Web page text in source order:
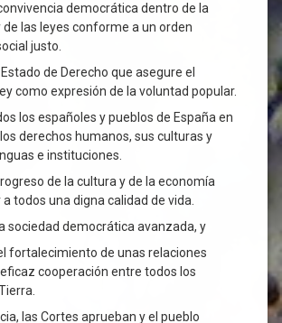
democrática dentro de la
las leyes conforme a un orden
justo.
de Derecho que asegure el
como expresión de la voluntad popular.
los españoles y pueblos de España en
derechos humanos, sus culturas y
e instituciones.
de la cultura y de la economía
todos una digna calidad de vida.
sociedad democrática avanzada, y
fortalecimiento de unas relaciones
cooperación entre todos los
las Cortes aprueban y el pueblo